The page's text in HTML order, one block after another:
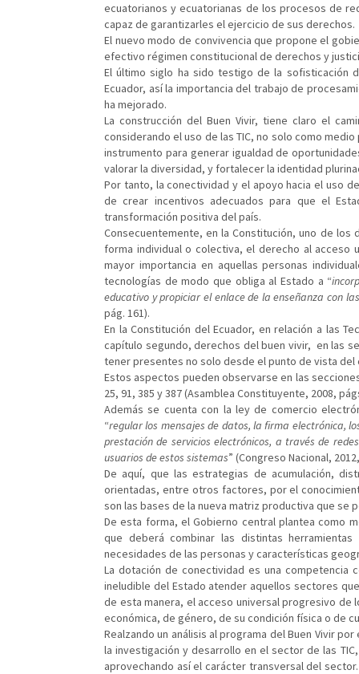
ecuatorianos y ecuatorianas de los procesos de
capaz de garantizarles el ejercicio de sus derechos.
El nuevo modo de convivencia que propone el
efectivo régimen constitucional de derechos y
El último siglo ha sido testigo de la sofisticación
Ecuador, así la importancia del trabajo de
ha mejorado.
La construcción del Buen Vivir, tiene claro el
considerando el uso de las TIC, no solo como
instrumento para generar igualdad de
valorar la diversidad, y fortalecer la identidad
Por tanto, la conectividad y el apoyo hacia el uso
de crear incentivos adecuados para que el
transformación positiva del país.
Consecuentemente, en la Constitución, uno de
forma individual o colectiva, el derecho al acceso
mayor importancia en aquellas personas
tecnologías de modo que obliga al Estado a “
educativo y propiciar el enlace de la enseñanza con
pág. 161).
En la Constitución del Ecuador, en relación a las
capítulo segundo, derechos del buen vivir, en las
tener presentes no solo desde el punto de vista del
Estos aspectos pueden observarse en las
25, 91, 385 y 387 (Asamblea Constituyente, 2008,
Además se cuenta con la ley de comercio
“regular los mensajes de datos, la firma electrónica,
prestación de servicios electrónicos, a través de
usuarios de estos sistemas” (Congreso Nacional,
De aquí, que las estrategias de acumulación,
orientadas, entre otros factores, por el
son las bases de la nueva matriz productiva que se
De esta forma, el Gobierno central plantea como
que deberá combinar las distintas
necesidades de las personas y características
La dotación de conectividad es una
ineludible del Estado atender aquellos sectores
de esta manera, el acceso universal progresivo
económica, de género, de su condición física o de
Realzando un análisis al programa del Buen Vivir
la investigación y desarrollo en el sector de las
aprovechando así el carácter transversal del